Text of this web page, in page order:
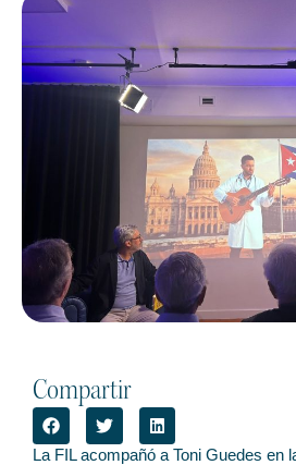
Compartir
La FIL acompañó a Toni Guedes en